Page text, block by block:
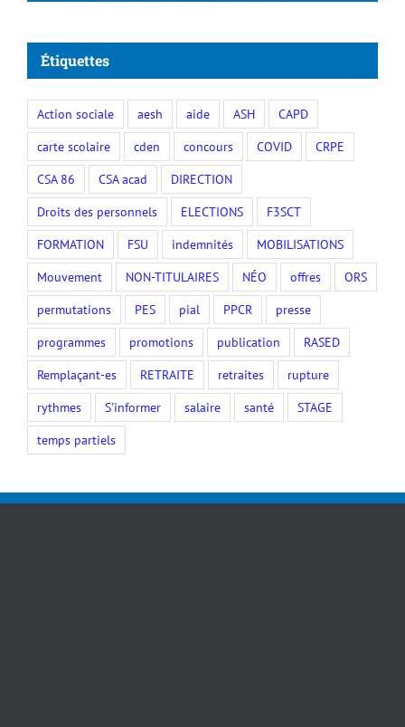
Étiquettes
Action sociale aesh aide ASH
CAPD
carte scolaire
cden concours COVID
CRPE
CSA 86
CSA acad
DIRECTION
Droits des personnels
ELECTIONS
F3SCT
FORMATION
FSU indemnités
MOBILISATIONS
Mouvement
NON-TITULAIRES NÉO offres
ORS
permutations
PES pial PPCR
presse
programmes
promotions publication
RASED
Remplaçant-es
RETRAITE retraites
rupture
rythmes
S'informer salaire santé
STAGE
temps partiels